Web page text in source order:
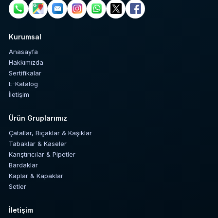
Kurumsal
Anasayfa
Hakkımızda
Sertifikalar
E-Katalog
İletişim
Ürün Gruplarımız
Çatallar, Bıçaklar & Kaşıklar
Tabaklar & Kaseler
Karıştırıcılar & Pipetler
Bardaklar
Kaplar & Kapaklar
Setler
İletişim